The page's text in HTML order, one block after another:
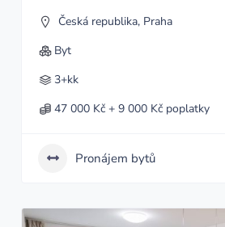
Česká republika, Praha
Byt
3+kk
47 000 Kč + 9 000 Kč poplatky
Pronájem bytů